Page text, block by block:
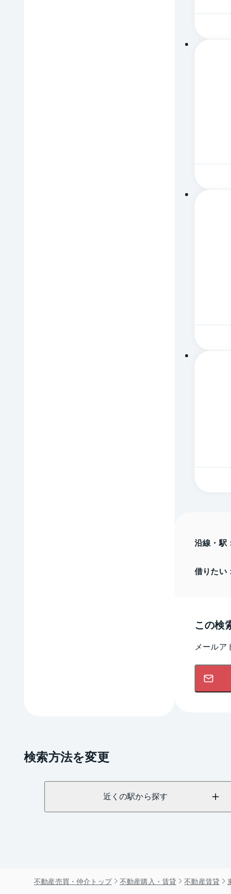
沿線・駅
借りたい
この検
メールア
検索方法を変更
近くの駅から探す
不動産売買・仲介トップ 不動産購入・賃貸 不動産賃貸